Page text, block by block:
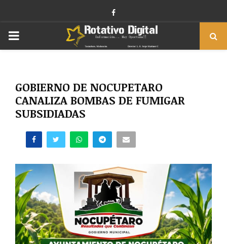
Facebook
PRIMARY
GOBIERNO DE NOCUPETARO
CANALIZA BOMBAS DE FUMIGAR
SUBSIDIADAS